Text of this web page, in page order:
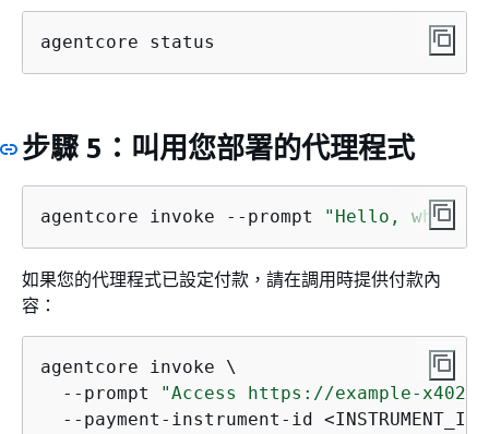
agentcore status
步驟 5：叫用您部署的代理程式
agentcore invoke --prompt "Hello, what
如果您的代理程式已設定付款，請在調用時提供付款內
容：
agentcore invoke \
  --prompt
"Access https://example-x402-
--payment-instrument-id